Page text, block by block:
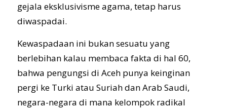
gejala eksklusivisme agama, tetap harus
diwaspadai.
Kewaspadaan ini bukan sesuatu yang
berlebihan kalau membaca fakta di hal 60,
bahwa pengungsi di Aceh punya keinginan
pergi ke Turki atau Suriah dan Arab Saudi,
negara-negara di mana kelompok radikal